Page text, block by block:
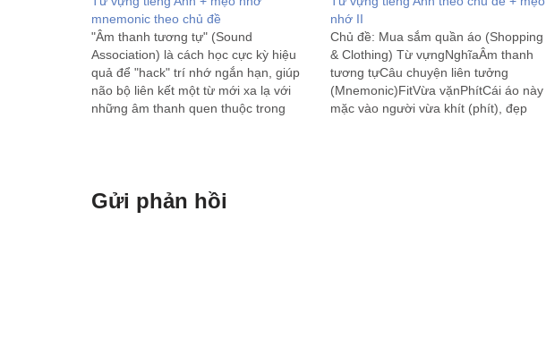
mnemonic theo chủ đề
"Âm thanh tương tự" (Sound
Association) là cách học cực kỳ hiệu
quả để "hack" trí nhớ ngắn hạn, giúp
não bộ liên kết một từ mới xa lạ với
những âm thanh quen thuộc trong
nhớ II
Chủ đề: Mua sắm quần áo (Shopping
& Clothing) Từ vựngNghĩaÂm thanh
tương tựCâu chuyện liên tưởng
(Mnemonic)FitVừa vặnPhítCái áo này
mặc vào người vừa khít (phít), đẹp
Gửi phản hồi